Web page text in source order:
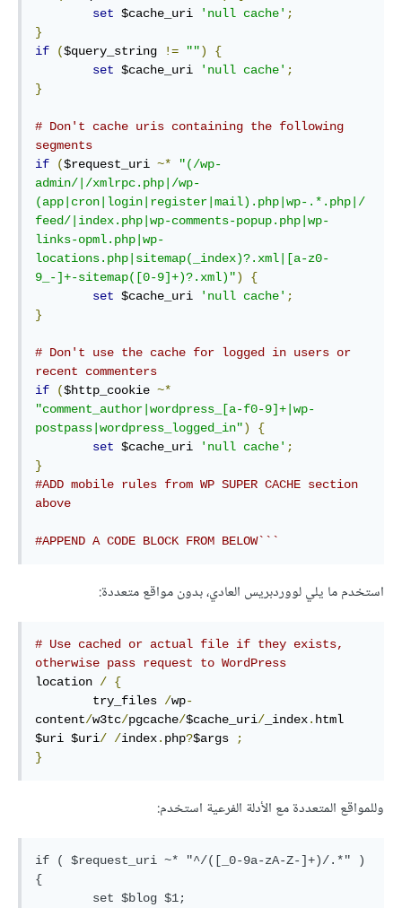
set $cache_uri 'null cache' ;
}
if
($query_string != "")
{
set $cache_uri 'null cache' ;
}
# Don't cache uris containing the following
segments
if
($request_uri ~*
"(/wp-
admin/|/xmlrpc.php|/wp-
(app|cron|login|register|mail).php|wp-.*.php|/
feed/|index.php|wp-comments-popup.php|wp-
links-opml.php|wp-
locations.php|sitemap(_index)?.xml|[a-z0-
9_-]+-sitemap([0-9]+)?.xml)")
{
set $cache_uri 'null cache' ;
}
# Don't use the cache for logged in users or
recent commenters
if
($http_cookie ~*
"comment_author|wordpress_[a-f0-9]+|wp-
postpass|wordpress_logged_in")
{
set $cache_uri 'null cache' ;
}
#ADD mobile rules from WP SUPER CACHE section
above
#APPEND A CODE BLOCK FROM BELOW```
استخدم ما يلي لووردبريس العادي، بدون مواقع متعددة:
# Use cached or actual file if they exists,
otherwise pass request to WordPress
location / {
        try_files
/wp-
content/w3tc/pgcache/$cache_uri/ _index. html
$uri $uri/ /index. php?$args
;
}
وللمواقع المتعددة مع الأدلة الفرعية استخدم:
if ( $request_uri ~* "^/([_0-9a-zA-Z-]+)/.*" )
{